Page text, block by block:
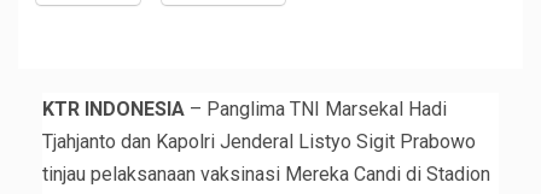
KTR INDONESIA – Panglima TNI Marsekal Hadi
Tjahjanto dan Kapolri Jenderal Listyo Sigit Prabowo
tinjau pelaksanaan vaksinasi Mereka Candi di Stadion